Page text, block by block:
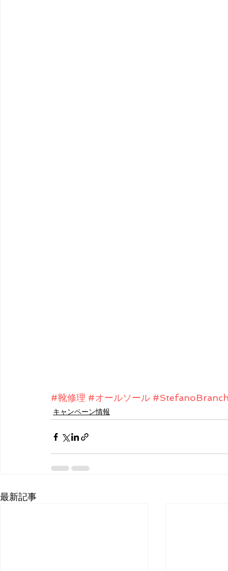
#靴修理 #オールソール
キャンペーン情報
最新記事